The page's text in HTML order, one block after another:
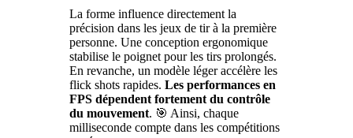
La forme influence directement la
précision dans les jeux de tir à la première
personne. Une conception ergonomique
stabilise le poignet pour les tirs prolongés.
En revanche, un modèle léger accélère les
flick shots rapides. Les performances en
FPS dépendent fortement du contrôle
du mouvement. 🎯 Ainsi, chaque
milliseconde compte dans les compétitions